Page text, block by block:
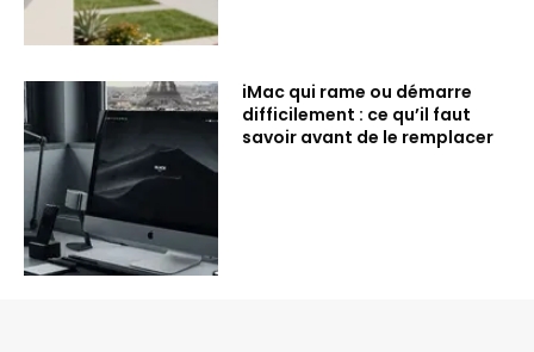
iMac qui rame ou démarre
difficilement : ce qu’il faut
savoir avant de le remplacer